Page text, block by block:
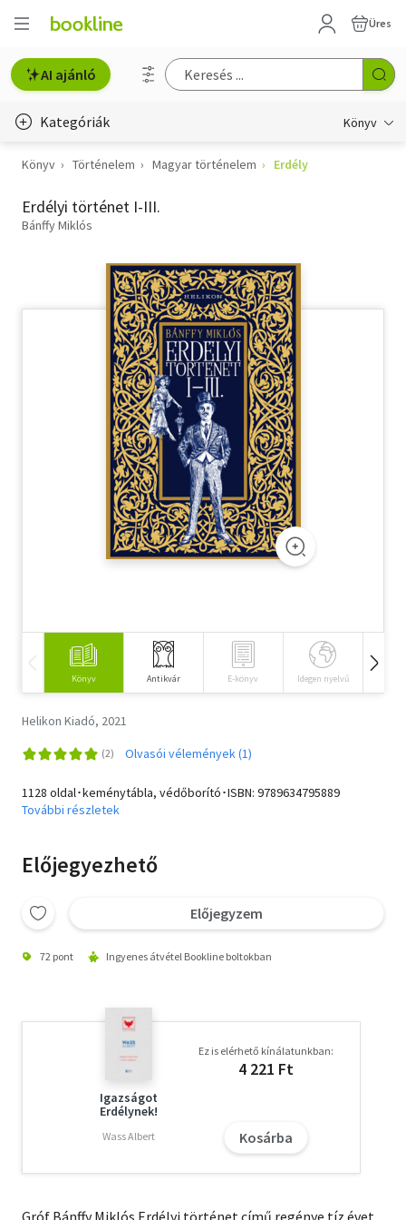
Üres
AI ajánló
Kategóriák Könyv
Életmód, egészség
Erotika
Hobbi, szabadidő
Szótár, nyelvkönyv
Tankönyv, segédkönyv
Társadalomtudomány
Természettudomány
Vallás
Könyv Történelem Magyar történelem Erdély
Erdélyi történet I-III.
Bánffy Miklós
Könyv Antikvár E-könyv Idegen nyelvű
Helikon Kiadó, 2021
Olvasói vélemények (1)
1128 oldal･keménytábla, védőborító･ISBN: 9789634795889
További részletek
Előjegyezhető
Előjegyzem
72 pont Ingyenes átvétel Bookline boltokban
Igazságot
Erdélynek!
Wass Albert
Ez is elérhető kínálatunkban:
4 221 Ft
Kosárba
Gróf Bánffy Miklós Erdélyi történet című regénye tíz évet